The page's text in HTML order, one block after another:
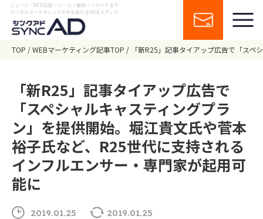
ニュース・WEB広告・ツール・事例・ノウハウまで
デジタルマーケティングの今を届けるWEBメディア
TOP WEBマーケティング記事TOP 「新R25」記事タイアップ広告で「ス
「新R25」記事タイアップ広告で
「スペシャルキャスティングプラ
ン」を提供開始。堀江貴文氏や菅本
裕子氏など、R25世代に支持される
インフルエンサー・専門家が起用可
能に
2019.01.25 2019.01.25